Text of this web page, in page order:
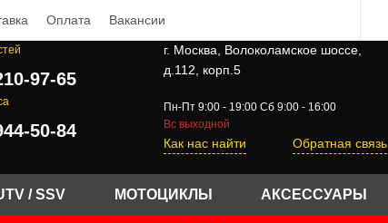
Оплата Вакансии
97-65
50-84
г. Москва, Волоколамское шоссе,
д.112, корп.5
Пн-Пт 9:00 - 19:00 Сб 9:00 - 16:00
Вс выходной
Как нас найти Обратная связь
/ SSV МОТОЦИКЛЫ АКСЕССУАРЫ